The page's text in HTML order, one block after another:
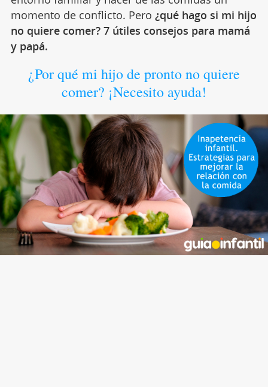
momento de conflicto. Pero ¿qué hago si mi hijo
no quiere comer? 7 útiles consejos para mamá
y papá.
¿Por qué mi hijo de pronto no quiere
comer? ¡Necesito ayuda!